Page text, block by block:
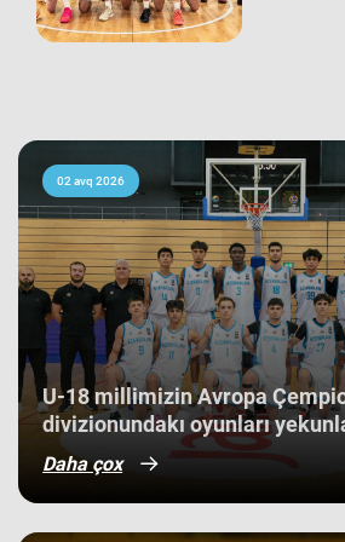
çempionatı
Bu nəticə
tarixində
düşüb. İlk
nəticə kimi
ağırlığı və
nəticənin
göstərir.
mövqeləri
qrupdakı
İsveç
5-cisi olub.
02 avq 2026
U-18 millimizin Avropa
divizionundakı oyunları
Daha çox